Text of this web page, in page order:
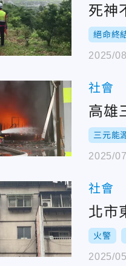
死神
絕命終
2025/
社會
高雄
三元能
2025/
社會
北市
火警
2025/